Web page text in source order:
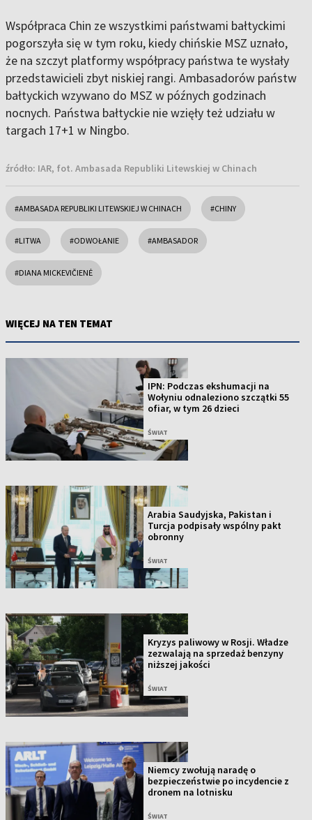
Współpraca Chin ze wszystkimi państwami bałtyckimi
pogorszyła się w tym roku, kiedy chińskie MSZ uznało,
że na szczyt platformy współpracy państwa te wysłały
przedstawicieli zbyt niskiej rangi. Ambasadorów państw
bałtyckich wzywano do MSZ w późnych godzinach
nocnych. Państwa bałtyckie nie wzięły też udziału w
targach 17+1 w Ningbo.
źródło: IAR, fot. Ambasada Republiki Litewskiej w Chinach
#AMBASADA REPUBLIKI LITEWSKIEJ W CHINACH #CHINY
#LITWA #ODWOŁANIE #AMBASADOR
#DIANA MICKEVIČIENĖ
WIĘCEJ NA TEN TEMAT
IPN: Podczas ekshumacji na
Wołyniu odnaleziono szczątki 55
ofiar, w tym 26 dzieci
ŚWIAT
Arabia Saudyjska, Pakistan i
Turcja podpisały wspólny pakt
obronny
ŚWIAT
Kryzys paliwowy w Rosji. Władze
zezwalają na sprzedaż benzyny
niższej jakości
ŚWIAT
Niemcy zwołują naradę o
bezpieczeństwie po incydencie z
dronem na lotnisku
ŚWIAT